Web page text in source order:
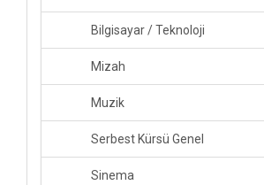
Bilgisayar / Teknoloji
Mizah
Muzik
Serbest Kürsü Genel
Sinema